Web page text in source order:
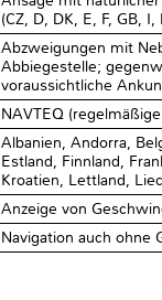
(CZ, D, DK, E, F, GB, I,
Abzweigungen mit
Abbiegestelle;
voraussichtliche
NAVTEQ
Albanien, Andorra,
Estland, Finnland,
Kroatien, Lettland,
Anzeige von
Navigation auch ohne